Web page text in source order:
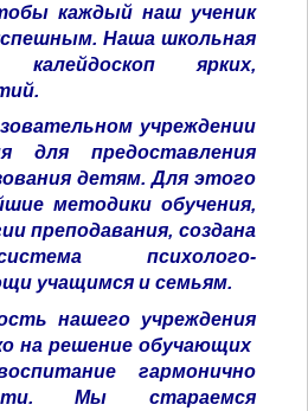
каждый наш ученик
Наша школьная
ярких,
учреждении
для предоставления
детям. Для этого
методики обучения,
преподавания, создана
психолого-
учащимся и семьям.
учреждения
на решение обучающих
гармонично
Мы стараемся